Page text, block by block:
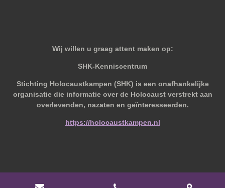
Wij willen u graag attent maken op:
SHK-Kenniscentrum
Stichting Holocaustkampen (SHK) is een onafhankelijke
organisatie die informatie over de Holocaust verstrekt aan
overlevenden, nazaten en geïnteresseerden.
https://holocaustkampen.nl
© 2019 - 2026 Behoudvanoud